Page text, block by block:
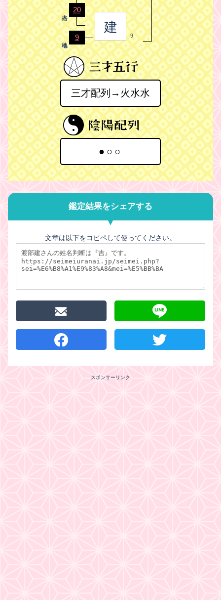
20
建
9
9
三才配列→火水水
●○○
鑑定結果をシェアする
文章は以下をコピペして使ってください。
スポンサーリンク